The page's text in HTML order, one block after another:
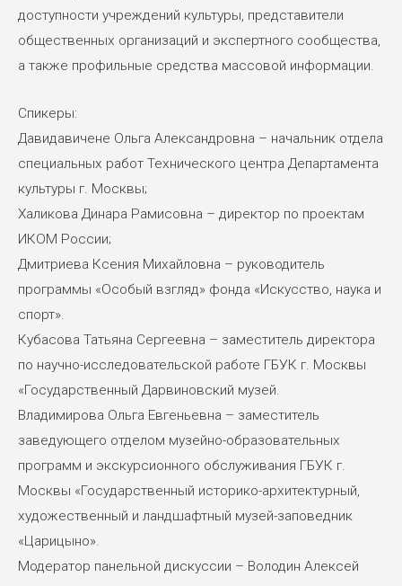
доступности учреждений культуры, представители
общественных организаций и экспертного сообщества,
а также профильные средства массовой информации.
Спикеры:
Давидавичене Ольга Александровна – начальник отдела
специальных работ Технического центра Департамента
культуры г. Москвы;
Халикова Динара Рамисовна – директор по проектам
ИКОМ России;
Дмитриева Ксения Михайловна – руководитель
программы «Особый взгляд» фонда «Искусство, наука и
спорт».
Кубасова Татьяна Сергеевна – заместитель директора
по научно-исследовательской работе ГБУК г. Москвы
«Государственный Дарвиновский музей.
Владимирова Ольга Евгеньевна – заместитель
заведующего отделом музейно-образовательных
программ и экскурсионного обслуживания ГБУК г.
Москвы «Государственный историко-архитектурный,
художественный и ландшафтный музей-заповедник
«Царицыно».
Модератор панельной дискуссии – Володин Алексей